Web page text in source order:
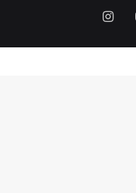
‫YouTube